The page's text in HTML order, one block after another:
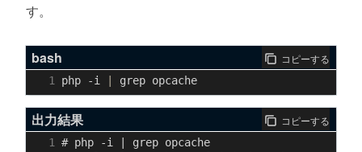
す。
bash コピーする
php -i
出力結果 コピーする